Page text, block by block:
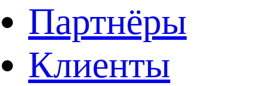
Партнёры
Клиенты